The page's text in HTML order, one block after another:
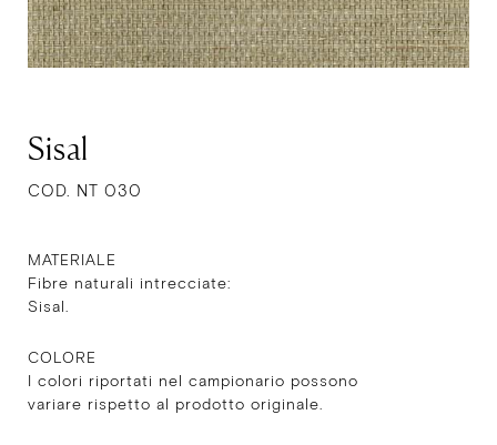
Sisal
COD. NT 030
MATERIALE
Fibre naturali intrecciate:
Sisal.
COLORE
I colori riportati nel campionario possono
variare rispetto al prodotto originale.